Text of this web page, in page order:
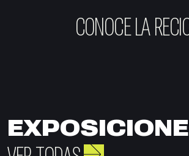
CONOCE LA